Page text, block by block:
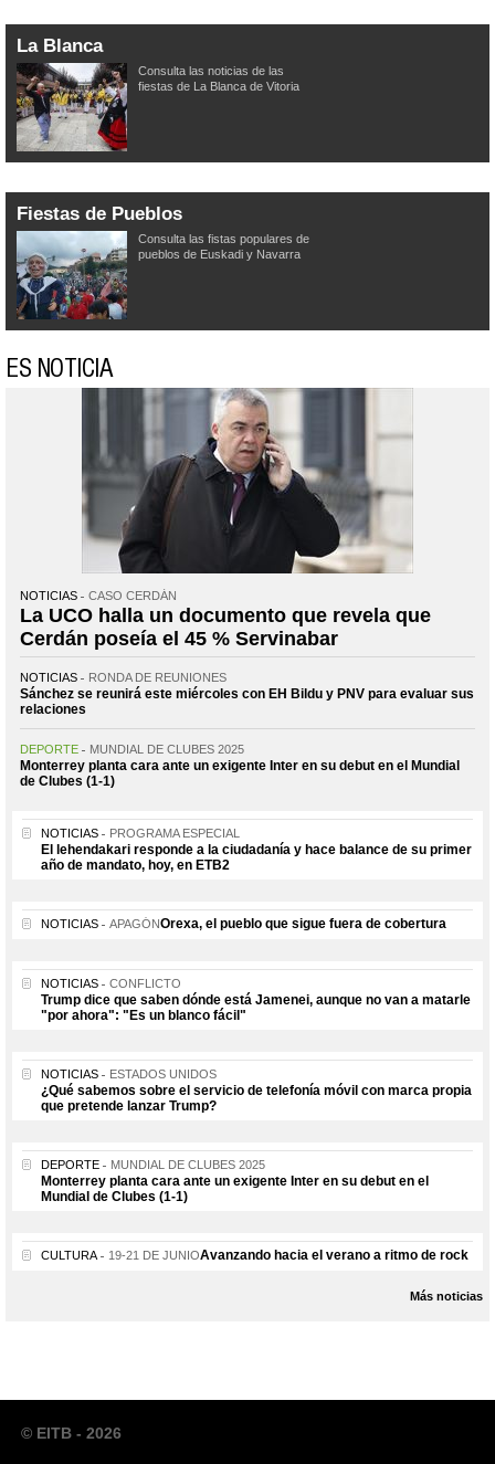
La Blanca
Consulta las noticias de las
fiestas de La Blanca de Vitoria
Fiestas de Pueblos
Consulta las fistas populares de
pueblos de Euskadi y Navarra
ES NOTICIA
NOTICIAS CASO CERDÁN
La UCO halla un documento que revela que
Cerdán poseía el 45 % Servinabar
NOTICIAS RONDA DE REUNIONES
Sánchez se reunirá este miércoles con EH Bildu y PNV para evaluar sus
relaciones
DEPORTE MUNDIAL DE CLUBES 2025
Monterrey planta cara ante un exigente Inter en su debut en el Mundial
de Clubes (1-1)
NOTICIAS PROGRAMA ESPECIAL
El lehendakari responde a la ciudadanía y hace balance de su primer
año de mandato, hoy, en ETB2
NOTICIAS APAGÓNOrexa, el pueblo que sigue fuera de cobertura
NOTICIAS CONFLICTO
Trump dice que saben dónde está Jamenei, aunque no van a matarle
"por ahora": "Es un blanco fácil"
NOTICIAS ESTADOS UNIDOS
¿Qué sabemos sobre el servicio de telefonía móvil con marca propia
que pretende lanzar Trump?
DEPORTE MUNDIAL DE CLUBES 2025
Monterrey planta cara ante un exigente Inter en su debut en el
Mundial de Clubes (1-1)
CULTURA 19-21 DE JUNIOAvanzando hacia el verano a ritmo de rock
Más noticias
© EITB - 2026